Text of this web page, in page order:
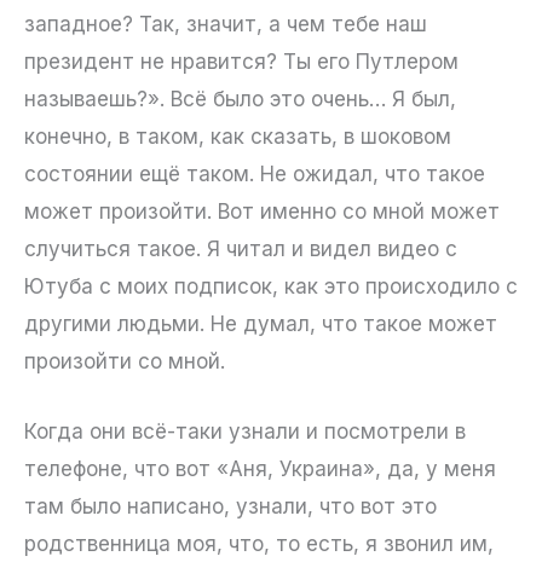
западное? Так, значит, а чем тебе наш
президент не нравится? Ты его Путлером
называешь?». Всё было это очень… Я был,
конечно, в таком, как сказать, в шоковом
состоянии ещё таком. Не ожидал, что такое
может произойти. Вот именно со мной может
случиться такое. Я читал и видел видео с
Ютуба с моих подписок, как это происходило с
другими людьми. Не думал, что такое может
произойти со мной.
Когда они всё-таки узнали и посмотрели в
телефоне, что вот «Аня, Украина», да, у меня
там было написано, узнали, что вот это
родственница моя, что, то есть, я звонил им,